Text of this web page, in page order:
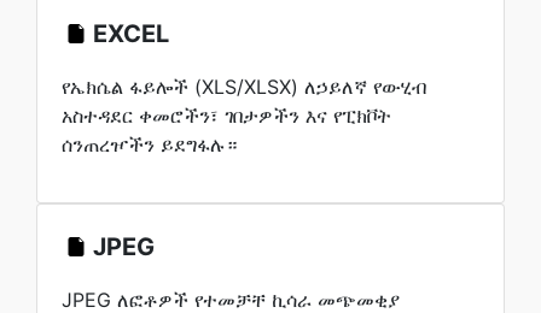
EXCEL
የኤክሴል ፋይሎች (XLS/XLSX) ለኃይለኛ የውሂብ
አስተዳደር ቀመሮችን፣ ገበታዎችን እና የፒክቮት
ሰንጠረዦችን ይደግፋሉ።
JPEG
JPEG ለፎቶዎች የተመቻቸ ኪሳራ መጭመቂያ